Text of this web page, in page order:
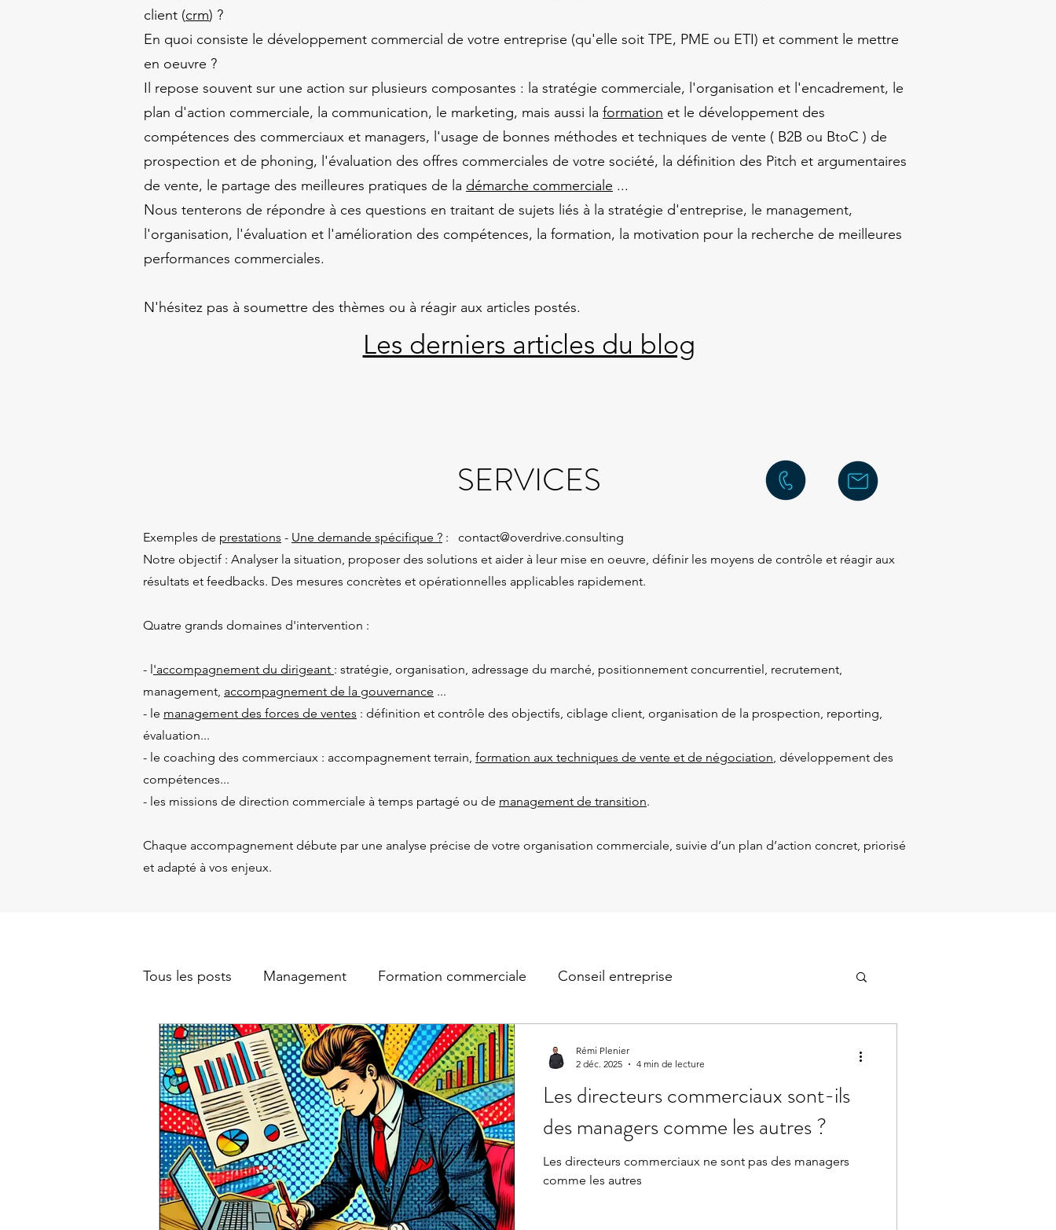
client (crm) ?
En quoi consiste le développement commercial de votre entreprise (qu'elle soit TPE, PME ou ETI) et comment le mettre
en oeuvre ?
Il repose souvent sur une action sur plusieurs composantes : la stratégie commerciale, l'organisation et l'encadrement, le
plan d'action commerciale, la communication, le marketing, mais aussi la formation et le développement des
compétences des commerciaux et managers, l'usage de bonnes méthodes et techniques de vente ( B2B ou BtoC ) de
prospection et de phoning, l'évaluation des offres commerciales de votre société, la définition des Pitch et argumentaires
de vente, le partage des meilleures pratiques de la démarche commerciale ...
Nous tenterons de répondre à ces questions en traitant de sujets liés à la stratégie d'entreprise, le management,
l'organisation, l'évaluation et l'amélioration des compétences, la formation, la motivation pour la recherche de meilleures
performances commerciales.
N'hésitez pas à soumettre des thèmes ou à réagir aux articles postés.
Les derniers articles du blog
SERVICES
Exemples de prestations - Une demande spécifique ? : contact@overdrive.consulting
Notre objectif : Analyser la situation, proposer des solutions et aider à leur mise en oeuvre, définir les moyens de contrôle et réagir aux
résultats et feedbacks. Des mesures concrètes et opérationnelles applicables rapidement.
Quatre grands domaines d'intervention :
- l'accompagnement du dirigeant : stratégie, organisation, adressage du marché, positionnement concurrentiel, recrutement,
management, accompagnement de la gouvernance ...
- le management des forces de ventes : définition et contrôle des objectifs, ciblage client, organisation de la prospection, reporting,
évaluation...
- le coaching des commerciaux : accompagnement terrain, formation aux techniques de vente et de négociation, développement des
compétences...
- les missions de direction commerciale à temps partagé ou de management de transition.
Chaque accompagnement débute par une analyse précise de votre organisation commerciale, suivie d’un plan d’action concret, priorisé
et adapté à vos enjeux.
Tous les posts Management Formation commerciale Conseil entreprise
Les directeurs commerciaux sont-ils
des managers comme les autres ?
Les directeurs commerciaux ne sont pas des managers
comme les autres
Rémi Plenier
2 déc. 2025
4 min de lecture